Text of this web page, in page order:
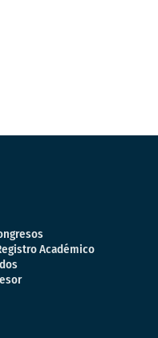
Académico